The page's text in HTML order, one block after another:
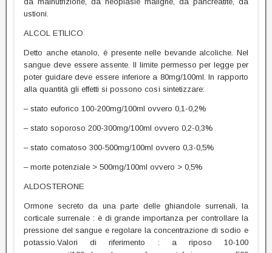
ustioni.
ALCOL ETILICO
Detto anche etanolo, è presente nelle bevande alcoliche. Nel
sangue deve essere assente. Il limite permesso per legge per
poter guidare deve essere inferiore a 80mg/100ml. In rapporto
alla quantità gli effetti si possono così sintetizzare:
– stato euforico 100-200mg/100ml ovvero 0,1-0,2%
– stato soporoso 200-300mg/100ml ovvero 0,2-0,3%
– stato comatoso 300-500mg/100ml ovvero 0,3-0,5%
– morte potenziale > 500mg/100ml ovvero > 0,5%
ALDOSTERONE
Ormone secreto da una parte delle ghiandole surrenali, la
corticale surrenale : è di grande importanza per controllare la
pressione del sangue e regolare la concentrazione di sodio e
potassio.Valori di riferimento : a riposo 10-100